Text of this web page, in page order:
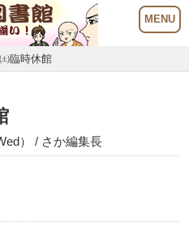
臨時休館
） / さか編集長